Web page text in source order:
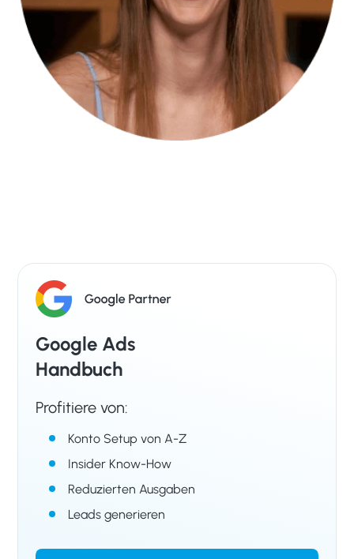
Google Ads
Handbuch
Profitiere von:
Konto Setup von A-Z
Insider Know-How
Reduzierten Ausgaben
Leads generieren